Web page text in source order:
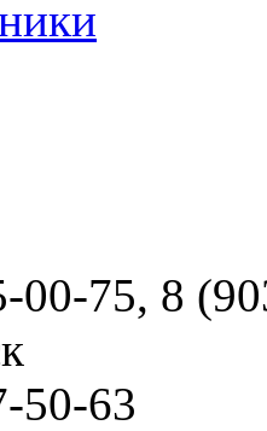
00-75, 8
50-63